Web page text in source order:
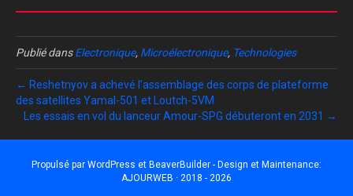
Publié dansElectronique, Microélectronique, Technologies
← Reshetnyov a achevé l’assemblage des corps de plateforme
des satellites Yamal-501 et Loutch-5VM
Les essais en vol du lanceur Amour-SPG débuteront en 2031 →
Propulsé par WordPress et BeaverBuilder - Design et Maintenance:
AJOURWEB · 2018 - 2026